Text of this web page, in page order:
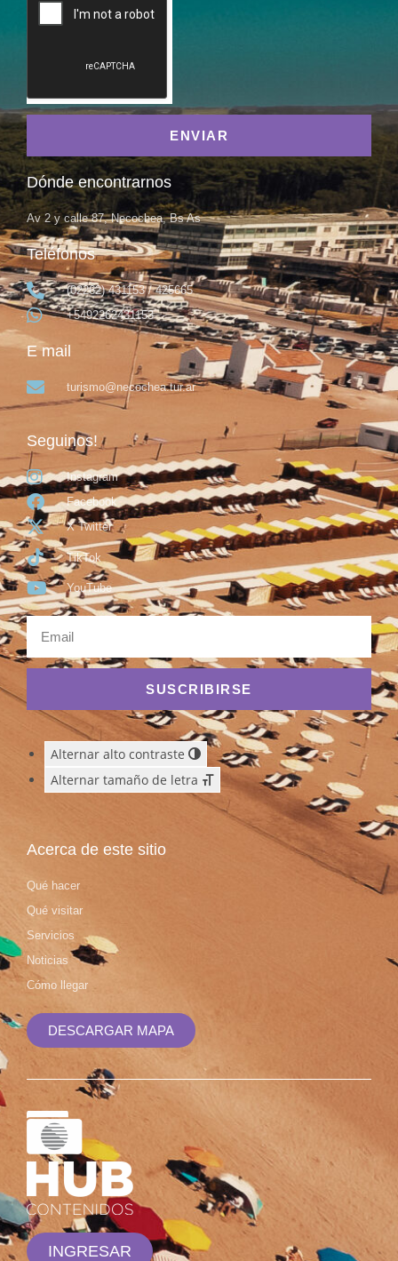
ENVIAR
Dónde encontrarnos
Av 2 y calle 87, Necochea, Bs As
Teléfonos
(02262) 431153 / 425665
+5492262431153
E mail
turismo@necochea.tur.ar
Seguinos!
Instagram
Facebook
X Twitter
TikTok
YouTube
SUSCRIBIRSE
Alternar alto contraste
Alternar tamaño de letra
Acerca de este sitio
Qué hacer
Qué visitar
Servicios
Noticias
Cómo llegar
DESCARGAR MAPA
INGRESAR